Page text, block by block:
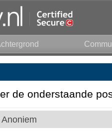
de onderstaande
Anoniem